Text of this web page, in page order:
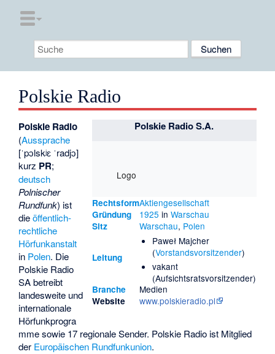
Polskie Radio
Polskie Radio S.A.
Logo
RechtsformAktiengesellschaft
Gründung 1925 in Warschau
Sitz Warschau, Polen
Leitung
Paweł Majcher
(Vorstandsvorsitzender)
vakant
(Aufsichtsratsvorsitzender)
Branche Medien
Website www.polskieradio.pl
Polskie Radio
(Aussprache
[ˈpɔlskʲɛ ˈradjɔ]
kurz PR;
deutsch
Polnischer
Rundfunk) ist
dieöffentlich-
rechtliche
Hörfunkanstalt
in Polen. Die
Polskie Radio
SA betreibt
landesweite und
internationale
Hörfunkprogra
mme sowie 17 regionale Sender. Polskie Radio ist Mitglied
der Europäischen Rundfunkunion.